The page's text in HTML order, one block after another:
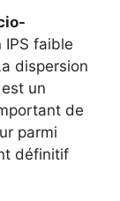
IPS faible
dispersion
un
de
parmi
définitif